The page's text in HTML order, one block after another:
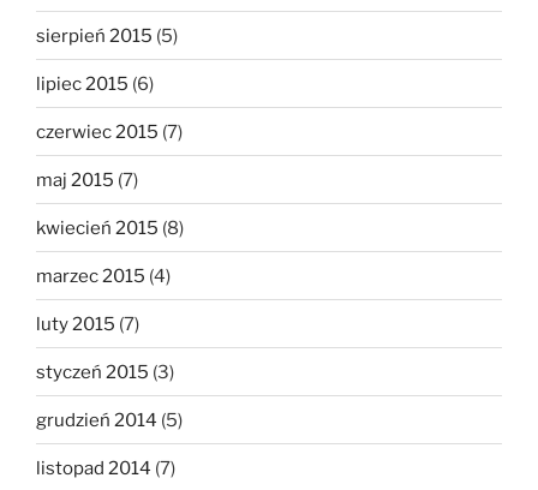
sierpień 2015 (5)
lipiec 2015 (6)
czerwiec 2015 (7)
maj 2015 (7)
kwiecień 2015 (8)
marzec 2015 (4)
luty 2015 (7)
styczeń 2015 (3)
grudzień 2014 (5)
listopad 2014 (7)